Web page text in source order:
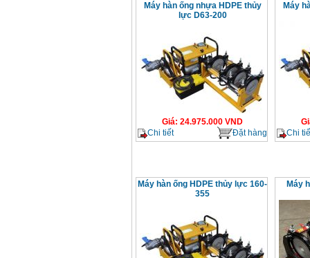
Máy hàn ống nhựa HDPE thủy
lực D63-200
Giá: 24.975.000 VND
Chi tiết
Đặt hàng
Máy
Chi
Máy hàn ống HDPE thủy lực 160-
355
Máy